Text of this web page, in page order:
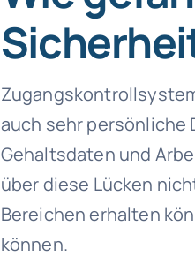
auch sehr persönliche
Gehaltsdaten und
über diese Lücken
Bereichen erhalten
können.